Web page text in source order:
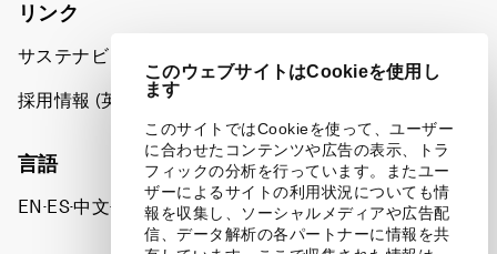
このウェブサイトはCookieを使用し
ます
このサイトではCookieを使って、ユーザー
に合わせたコンテンツや広告の表示、トラ
フィックの分析を行っています。またユー
ザーによるサイトの利用状況についても情
報を収集し、ソーシャルメディアや広告配
信、データ解析の各パートナーに情報を共
リンク
サステナビリティへの取り組み
採用情報 (英語のみ)
言語
EN ▪ ES▪中文▪ 日本語